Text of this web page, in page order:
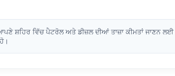
ਸ਼ਹਿਰ ਵਿੱਚ ਪੈਟਰੋਲ ਅਤੇ ਡੀਜ਼ਲ ਦੀਆਂ ਤਾਜ਼ਾ ਕੀਮਤਾਂ ਜਾਣਨ